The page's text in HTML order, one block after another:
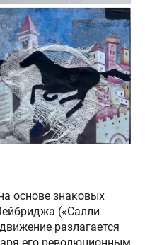
основе знаковых
(«Салли
разлагается